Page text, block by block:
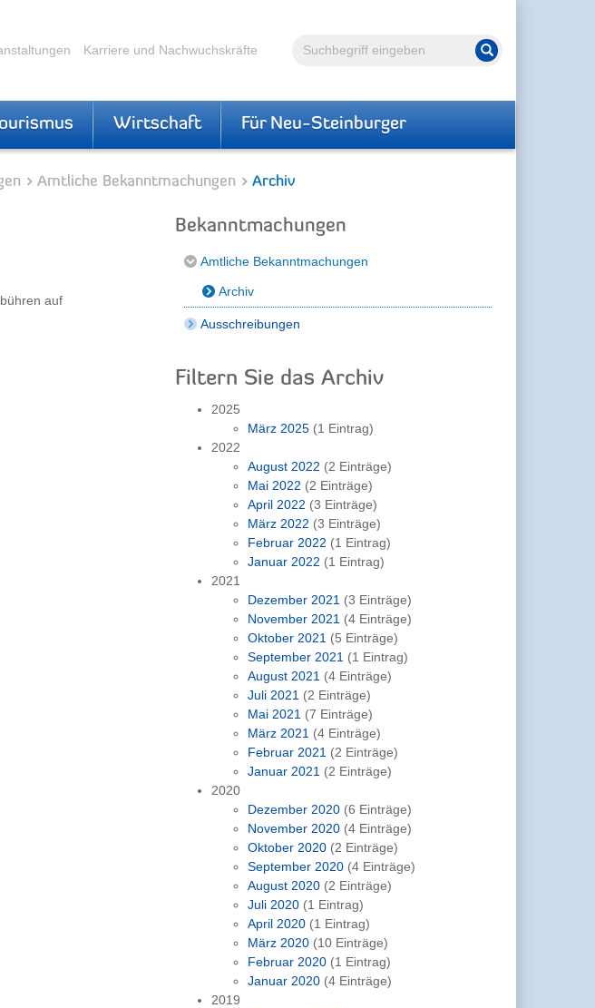
Volltextsuche Suche starten
Karriere und Nachwuchskräfte
Wirtschaft Für Neu-Steinburger
Amtliche Bekanntmachungen Archiv
auf
Bekanntmachungen
Amtliche Bekanntmachungen
Archiv
Ausschreibungen
Filtern Sie das Archiv
2025
März 2025 (1 Eintrag)
2022
August 2022 (2 Einträge)
Mai 2022 (2 Einträge)
April 2022 (3 Einträge)
März 2022 (3 Einträge)
Februar 2022 (1 Eintrag)
Januar 2022 (1 Eintrag)
2021
Dezember 2021 (3 Einträge)
November 2021 (4 Einträge)
Oktober 2021 (5 Einträge)
September 2021 (1 Eintrag)
August 2021 (4 Einträge)
Juli 2021 (2 Einträge)
Mai 2021 (7 Einträge)
März 2021 (4 Einträge)
Februar 2021 (2 Einträge)
Januar 2021 (2 Einträge)
2020
Dezember 2020 (6 Einträge)
November 2020 (4 Einträge)
Oktober 2020 (2 Einträge)
September 2020 (4 Einträge)
August 2020 (2 Einträge)
Juli 2020 (1 Eintrag)
April 2020 (1 Eintrag)
März 2020 (10 Einträge)
Februar 2020 (1 Eintrag)
Januar 2020 (4 Einträge)
2019